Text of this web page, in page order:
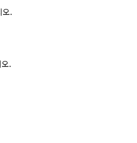
오.
.